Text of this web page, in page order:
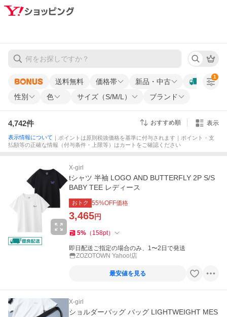
送料無料 価格帯
新品・中古
性別
色 サイズ（S/M/L） ブランド
1
4,742件 おすすめ順 表示
表示情報について ｜ポイントは原則税抜価格を基準に付与されます｜ポイント・支
払額等の正確な情報（付与条件・上限等）はカートをご確認ください
X-girl
tシャツ 半袖 LOGO AND BUTTERFLY 2P S/S
BABY TEE レディース
おトク 55%OFF価格
3,465円
5% （ 158pt）
即日配送ご指定の場合のみ、1〜2日で発送
ZOZOTOWN Yahoo!店
最安値を見る
X-girl
ショルダーバッグ バッグ LIGHTWEIGHT MES